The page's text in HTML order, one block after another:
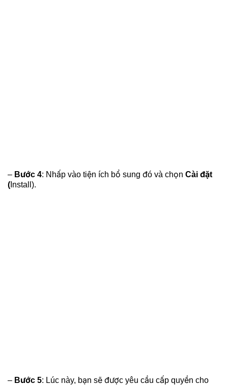
– Bước 4: Nhấp vào tiện ích bổ sung đó và chọn Cài đặt
( Install).
– Bước 5: Lúc này, bạn sẽ được yêu cầu cấp quyền cho